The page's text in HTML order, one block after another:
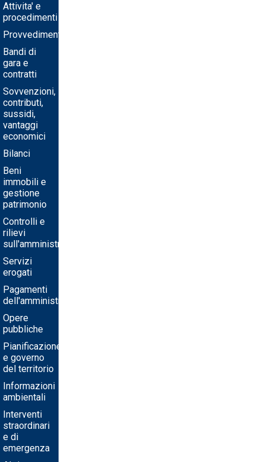
Attivita' e
procedimenti
Provvedimenti
Bandi di
gara e
contratti
Sovvenzioni,
contributi,
sussidi,
vantaggi
economici
Bilanci
Beni
immobili e
gestione
patrimonio
Controlli e
rilievi
sull'amministrazione
Servizi
erogati
Pagamenti
dell'amministrazione
Opere
pubbliche
Pianificazione
e governo
del territorio
Informazioni
ambientali
Interventi
straordinari
e di
emergenza